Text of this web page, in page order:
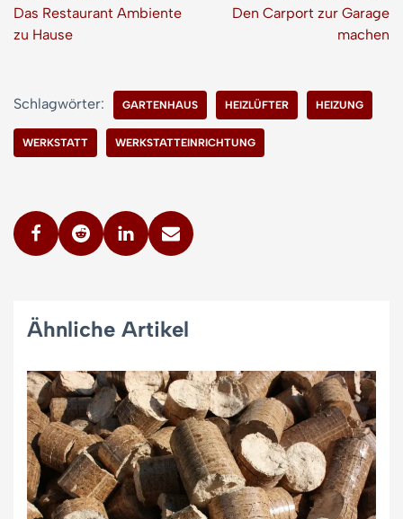
Das Restaurant Ambiente
zu Hause
Den Carport zur Garage
machen
Schlagwörter: GARTENHAUS HEIZLÜFTER HEIZUNG
WERKSTATT WERKSTATTEINRICHTUNG
Ähnliche Artikel